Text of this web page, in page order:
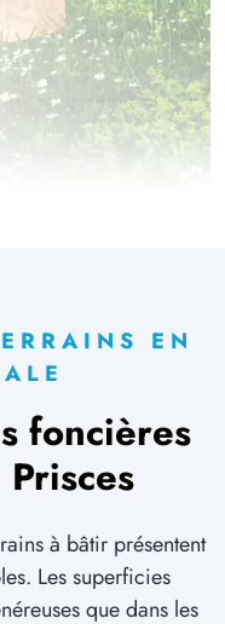
EN
foncières
à bâtir présentent
Les superficies
que dans les